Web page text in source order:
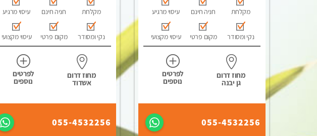
מקלחת חניה חינם עיסוי מרגיע
נקי ומסודר מקום פרטי עיסוי מקצועי
מחוז דרום
גן יבנה
לפרטים
נוספים
055-4532256
מקלחת חניה חינם עיסוי מרגיע
נקי ומסודר מקום פרטי עיסוי מקצועי
מחוז דרום
אשדוד
לפרטים
נוספים
055-4532256